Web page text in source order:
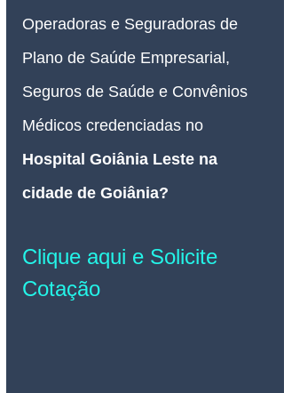
Operadoras e Seguradoras de
Plano de Saúde Empresarial,
Seguros de Saúde e Convênios
Médicos credenciadas no
Hospital Goiânia Leste na
cidade de Goiânia?
Clique aqui e Solicite
Cotação